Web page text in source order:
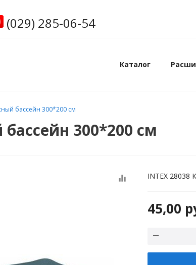
(029) 285-06-54
Каталог
бассейн 300*200 см
бассейн 300*200 см
equalizer INTEX 28038
45,00